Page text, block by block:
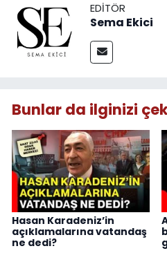
EDITÖR
Sema Ekici
Bunlar da ilginizi
Hasan Karadeniz’in
açıklamalarına vatandaş
ne dedi?